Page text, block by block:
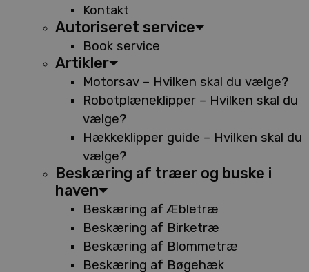
Kontakt
Autoriseret service
Book service
Artikler
Motorsav – Hvilken skal du vælge?
Robotplæneklipper – Hvilken skal du
vælge?
Hækkeklipper guide – Hvilken skal du
vælge?
Beskæring af træer og buske i
haven
Beskæring af Æbletræ
Beskæring af Birketræ
Beskæring af Blommetræ
Beskæring af Bøgehæk